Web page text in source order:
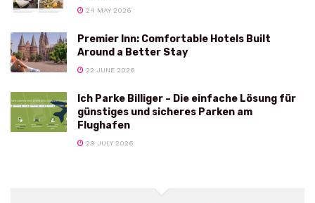
24 MAY 2026
Premier Inn: Comfortable Hotels Built
Around a Better Stay
22 JUNE 2026
Ich Parke Billiger – Die einfache Lösung für
günstiges und sicheres Parken am
Flughafen
29 JULY 2026